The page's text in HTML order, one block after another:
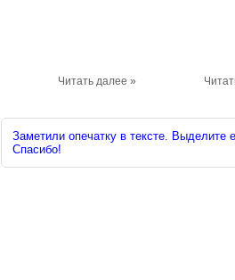
Читать далее »
Заметили опечатку в тексте.
Спасибо!